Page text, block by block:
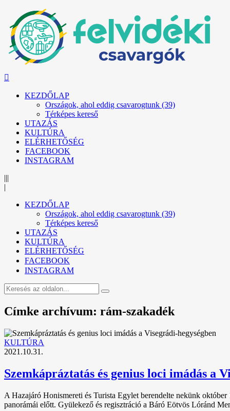
KEZDŐLAP
Országok, ahol eddig csavarogtunk (39)
Térképes kereső
UTAZÁS
KULTÚRA
ELÉRHETŐSÉG
FACEBOOK
INSTAGRAM
|||
|
KEZDŐLAP
Országok, ahol eddig csavarogtunk (39)
Térképes kereső
UTAZÁS
KULTÚRA
ELÉRHETŐSÉG
FACEBOOK
INSTAGRAM
Címke archívum: rám-szakadék
KULTÚRA
2021.10.31.
Szemkápráztatás és genius loci imádás a
A Hazajáró Honismereti és Turista Egylet berendelte nekünk
panorámái előtt. Gyülekező és regisztráció a Báró Eötvös Lóránd